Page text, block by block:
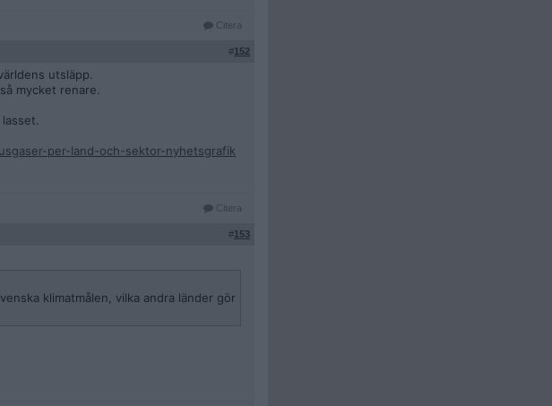
Citera
#152
utsläpp.
mycket renare.
per-land-och-sektor-nyhetsgrafik
Citera
#153
klimatmålen, vilka andra länder gör